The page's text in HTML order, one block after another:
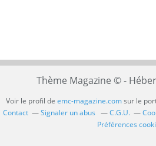
Thème Magazine © -
Voir le profil de emc-magazine.comsur le
Contact
Signaler un abus C.G.U.
Préférences